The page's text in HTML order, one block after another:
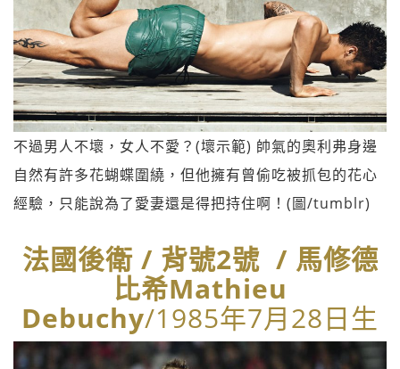
不過男人不壞，女人不愛？(壞示範) 帥氣的奧利弗身邊
自然有許多花蝴蝶圍繞，但他擁有曾偷吃被抓包的花心
經驗，只能說為了愛妻還是得把持住啊！(圖/tumblr)
法國後衛 / 背號2號 / 馬修德
比希Mathieu
Debuchy/1985年7月28日生